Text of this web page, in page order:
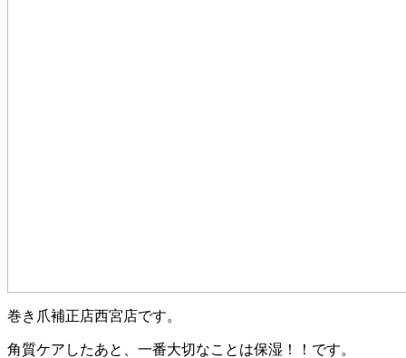
巻き爪補正店西宮店です。
角質ケアしたあと、一番大切なことは保湿！！です。